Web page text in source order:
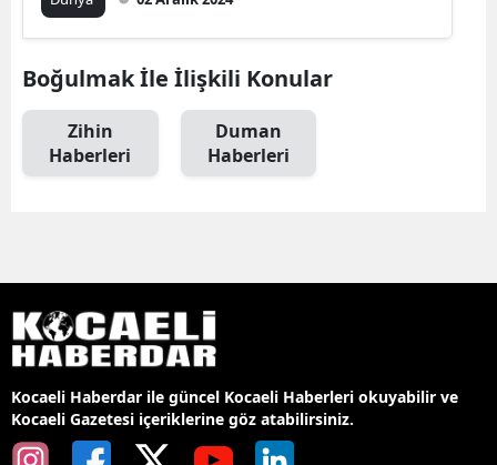
Boğulmak İle İlişkili Konular
Zihin
Haberleri
Duman
Haberleri
Kocaeli Haberdar ile güncel Kocaeli Haberleri okuyabilir ve
Kocaeli Gazetesi içeriklerine göz atabilirsiniz.